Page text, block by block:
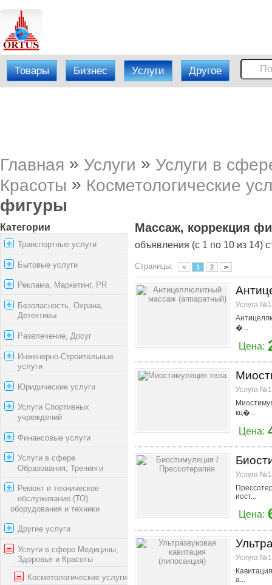
Товары Бизнес Услуги Другое
Главная » Услуги » Услуги в
Красоты » Косметологические
фигуры
Категории
Транспортные услуги
Бытовые услуги
Реклама, Маркетинг, PR
Безопасность, Охрана,
Детективы
Развлечение, Досуг
Инженерно-Строительные
услуги
Юридические услуги
Услуги Спортивных
учреждений
Финансовые услуги
Услуги в сфере
Образования, Тренинги
Ремонт и техническое
обслуживание (ТО)
оборудования и техники
Другие услуги
Услуги в сфере Медицины,
Здоровья и Красоты
Косметологические услуги
Массаж, коррекция
объявления (с 1 по 10 из 14)
Страницы: < 1 2 >
Услуга
�...
Цена:
Услуга
кц�...
Цена:
Услуга
иост...
Цена:
Услуга
а...